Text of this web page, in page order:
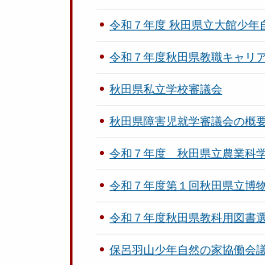
令和７年度 秋田県立大館少年
令和７年度秋田県教職キャリ
秋田県私立学校審議会
秋田県障害児就学審議会の概
令和７年度 秋田県立農業科
令和７年度第１回秋田県立博
令和７年度秋田県教科用図書
保呂羽山少年自然の家協働会